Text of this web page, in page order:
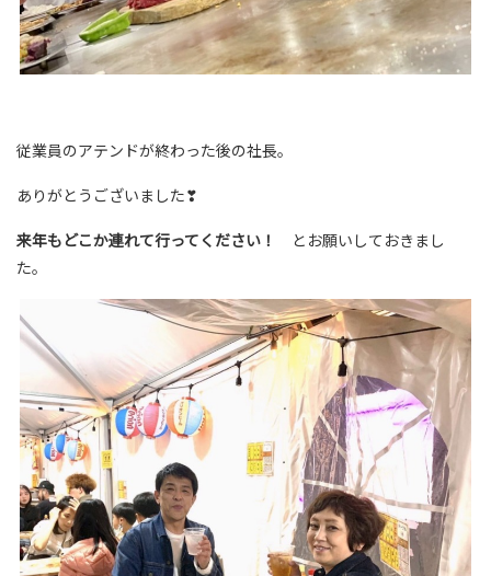
従業員のアテンドが終わった後の社長。
ありがとうございました❣
来年もどこか連れて行ってください！ とお願いしておきまし
た。